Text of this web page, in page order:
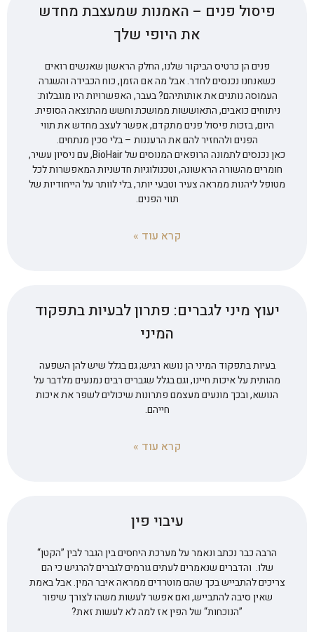
פיסול פנים – האמנות שמעצבת מחדש
את היופי שלך
פנים הן כרטיס הביקור שלנו, החלק הראשון שאנשים רואים
כשאנחנו נכנסים לחדר. אבל מה אם הזמן, כוח הכבידה והשגרה
העמוסה נותנים את אותותיהם? בעבר, האפשרויות היו מוגבלות:
ניתוחים כואבים, התאוששות ממושכת וחשש מהתוצאה הסופית.
היום, בזכות פיסול פנים מתקדם, אפשר לעצב מחדש את תווי
הפנים ולהחזיר להם את הרעננות – בלי סכין מנתחים.
כאן נכנסים לתמונה הרופאים המנוסים של BioHair, עם ניסיון עשיר,
חומרים מהשורה הראשונה, וטכנולוגיות חדשניות המאפשרות לכל
מטופל ליהנות ממראה צעיר וטבעי יותר, בלי לוותר על הייחודיות של
תווי הפנים.
קרא עוד »
יעוץ מיני לגברים: פתרון לבעיות בתפקוד
המיני
בעיות בתפקוד המיני הן נושא רגיש; גם בגלל שיש להן השפעה
מהותית על איכות חיינו, וגם בגלל שגברים רבים נמנעים מלדבר על
הנושא, ובכך מונעים מעצמם פתרונות שיכולים לשפר את איכות
חייהם.
קרא עוד »
עיבוי פין
הרבה כבר נכתב ונאמר על מערכת היחסים בין הגבר לבין ”הקטן“
שלו. והדברים שנאמרים לעתים גורמים לגברים להרגיש כי הם
צריכים להתבייש בכך שהם מוטרדים ממראה איבר המין. אבל באמת
שאין סיבה להתבייש, ואם אפשר לעשות משהו לצורך שיפור
”הנוכחות“ של הפין אז למה לא לעשות זאת?